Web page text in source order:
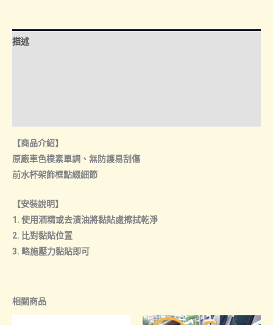
款
後
架
數
量
描述
【商品介紹】
原廠車色樸素單調、無防護易刮傷
前水杯架飾框點綴細節
【安裝說明】
1. 使用酒精或去漬油將黏貼處擦拭乾淨
2. 比對黏貼位置
3. 略施壓力黏貼即可
相關商品